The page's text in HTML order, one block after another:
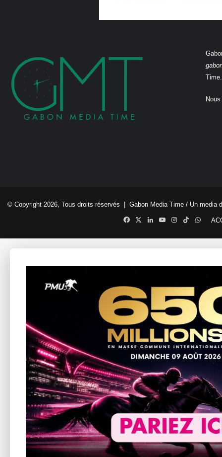
Time.
© Copyright 2026, Tous droits réservés | Gabon Media Time / Un media
Facebook
X LinkedinYouTubeInstagram
TikTok